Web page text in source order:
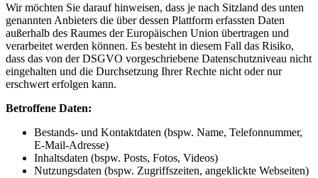
Wir möchten Sie darauf hinweisen, dass je nach Sitzland des unten
genannten Anbieters die über dessen Plattform erfassten Daten
außerhalb des Raumes der Europäischen Union übertragen und
verarbeitet werden können. Es besteht in diesem Fall das Risiko,
dass das von der DSGVO vorgeschriebene Datenschutzniveau nicht
eingehalten und die Durchsetzung Ihrer Rechte nicht oder nur
erschwert erfolgen kann.
Betroffene Daten:
Bestands- und Kontaktdaten (bspw. Name, Telefonnummer,
E-Mail-Adresse)
Inhaltsdaten (bspw. Posts, Fotos, Videos)
Nutzungsdaten (bspw. Zugriffszeiten, angeklickte Webseiten)